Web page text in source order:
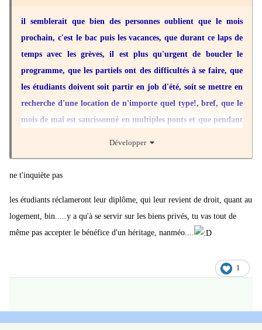
"Toutes les organisations participantes ne sont pas liées par une
bague au doigt mais par un fil de soie", a indiqué Willy Pelletier
de la Fondation Copernic pour signifier que cette marche
commune n'engage personne au-delà de la date du 26 mai. Pour
autant, il s'agit bien à ses yeux d'une "mobilisation historique", un
"ovni qui n'a jamais été mis en place dans l'égalité de chaque
structure.
Même son de cloche du côté d'Annick Coupé, secrétaire générale
"bien précieux" constitué grâce à la "volonté que chacun se
respecte dans ce qu'il est".
Mélenchon (France Insoumise), Pierre Laurent (PCF), Benoît
déplacement au siège de la CGT ce jeudi.
il semblerait que bien des personnes oublient que le mois
prochain, c'est le bac puis les vacances, que durant ce laps de
temps avec les grèves, il est plus qu'urgent de boucler le
programme, que les partiels ont des difficultés à se faire, que
les étudiants doivent soit partir en job d'été, soit se mettre en
recherche d'une location de n'importe quel type!, bref, que le
mois de mai est saucissonné en multiples ponts et que pendant
Développer
ne t'inquiète pas
les étudiants réclameront leur diplôme, qui leur revient de droit, quant au
logement, bin.....y a qu'à se servir sur les biens privés, tu vas tout de
même pas accepter le bénéfice d'un héritage, nanméo....
1